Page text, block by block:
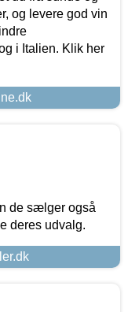
og levere god vin
i Italien. Klik her
de sælger også
deres udvalg.